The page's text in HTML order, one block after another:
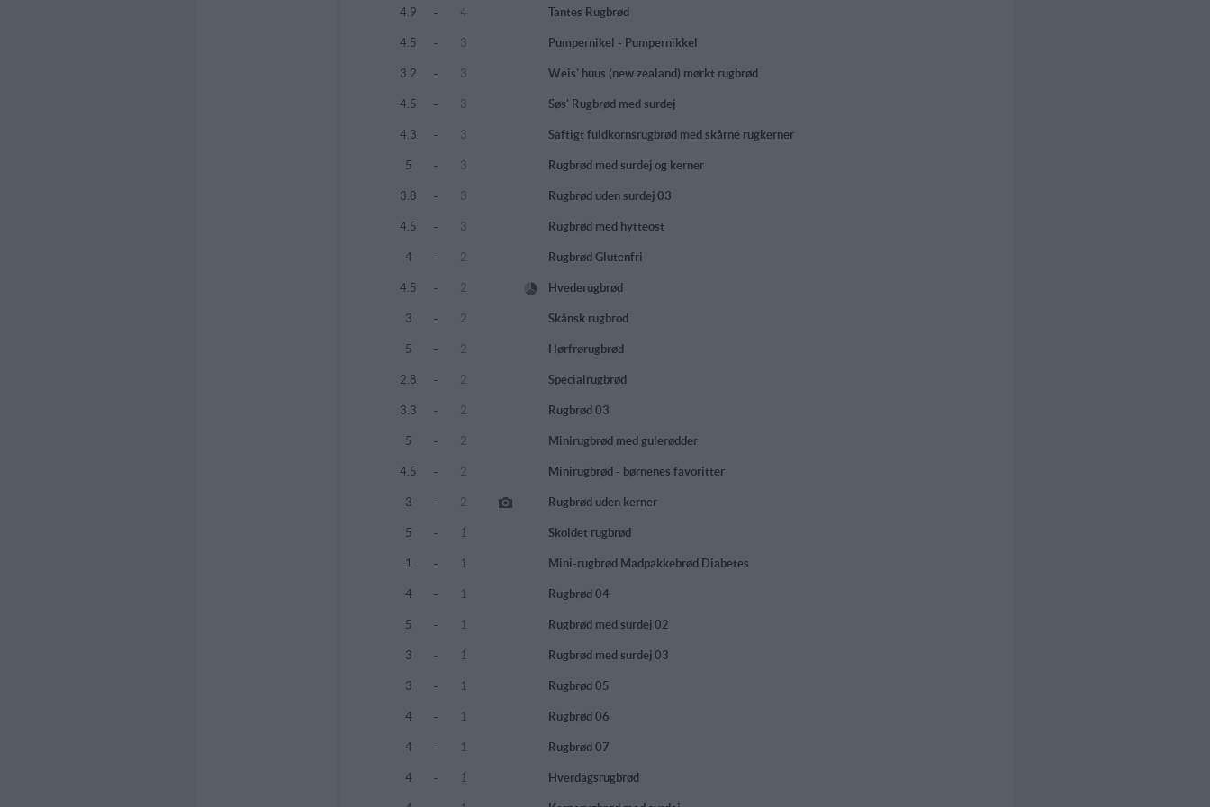
4.9 - 4 Tantes Rugbrød
4.5 - 3 Pumpernikel - Pumpernikkel
3.2 - 3 Weis' huus (new zealand) mørkt rugbrød
4.5 - 3 Søs' Rugbrød med surdej
4.3 - 3 Saftigt fuldkornsrugbrød med skårne rugkerner
5 - 3 Rugbrød med surdej og kerner
3.8 - 3 Rugbrød uden surdej 03
4.5 - 3 Rugbrød med hytteost
4 - 2 Rugbrød Glutenfri
4.5 - 2 Hvederugbrød
3 - 2 Skånsk rugbrod
5 - 2 Hørfrørugbrød
2.8 - 2 Specialrugbrød
3.3 - 2 Rugbrød 03
5 - 2 Minirugbrød med gulerødder
4.5 - 2 Minirugbrød - børnenes favoritter
3 - 2 Rugbrød uden kerner
5 - 1 Skoldet rugbrød
1 - 1 Mini-rugbrød Madpakkebrød Diabetes
4 - 1 Rugbrød 04
5 - 1 Rugbrød med surdej 02
3 - 1 Rugbrød med surdej 03
3 - 1 Rugbrød 05
4 - 1 Rugbrød 06
4 - 1 Rugbrød 07
4 - 1 Hverdagsrugbrød